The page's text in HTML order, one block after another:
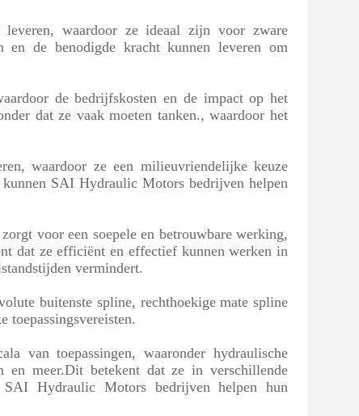
waardoor ze ideaal zijn voor zware
en de benodigde kracht kunnen leveren om
de bedrijfskosten en de impact op het
dat ze vaak moeten tanken., waardoor het
waardoor ze een milieuvriendelijke keuze
SAI Hydraulic Motors bedrijven helpen
voor een soepele en betrouwbare werking,
dat ze efficiënt en effectief kunnen werken in
vermindert.
buitenste spline, rechthoekige mate spline
toepassingsvereisten.
van toepassingen, waaronder hydraulische
en meer.Dit betekent dat ze in verschillende
Hydraulic Motors bedrijven helpen hun